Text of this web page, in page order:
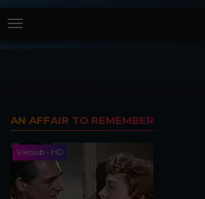
Menu
AN AFFAIR TO REMEMBER
Vietsub - HD